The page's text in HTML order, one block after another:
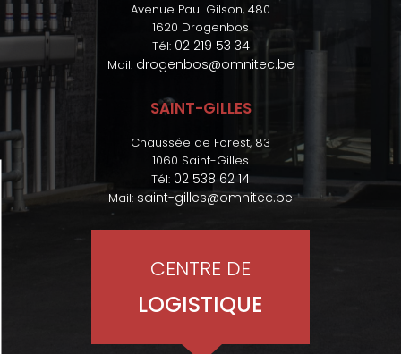
Avenue Paul Gilson, 480
1620 Drogenbos
Tél: 02 219 53 34
Mail: drogenbos@omnitec.be
SAINT-GILLES
Chaussée de Forest, 83
1060 Saint-Gilles
Tél: 02 538 62 14
Mail: saint-gilles@omnitec.be
CENTRE DE
LOGISTIQUE